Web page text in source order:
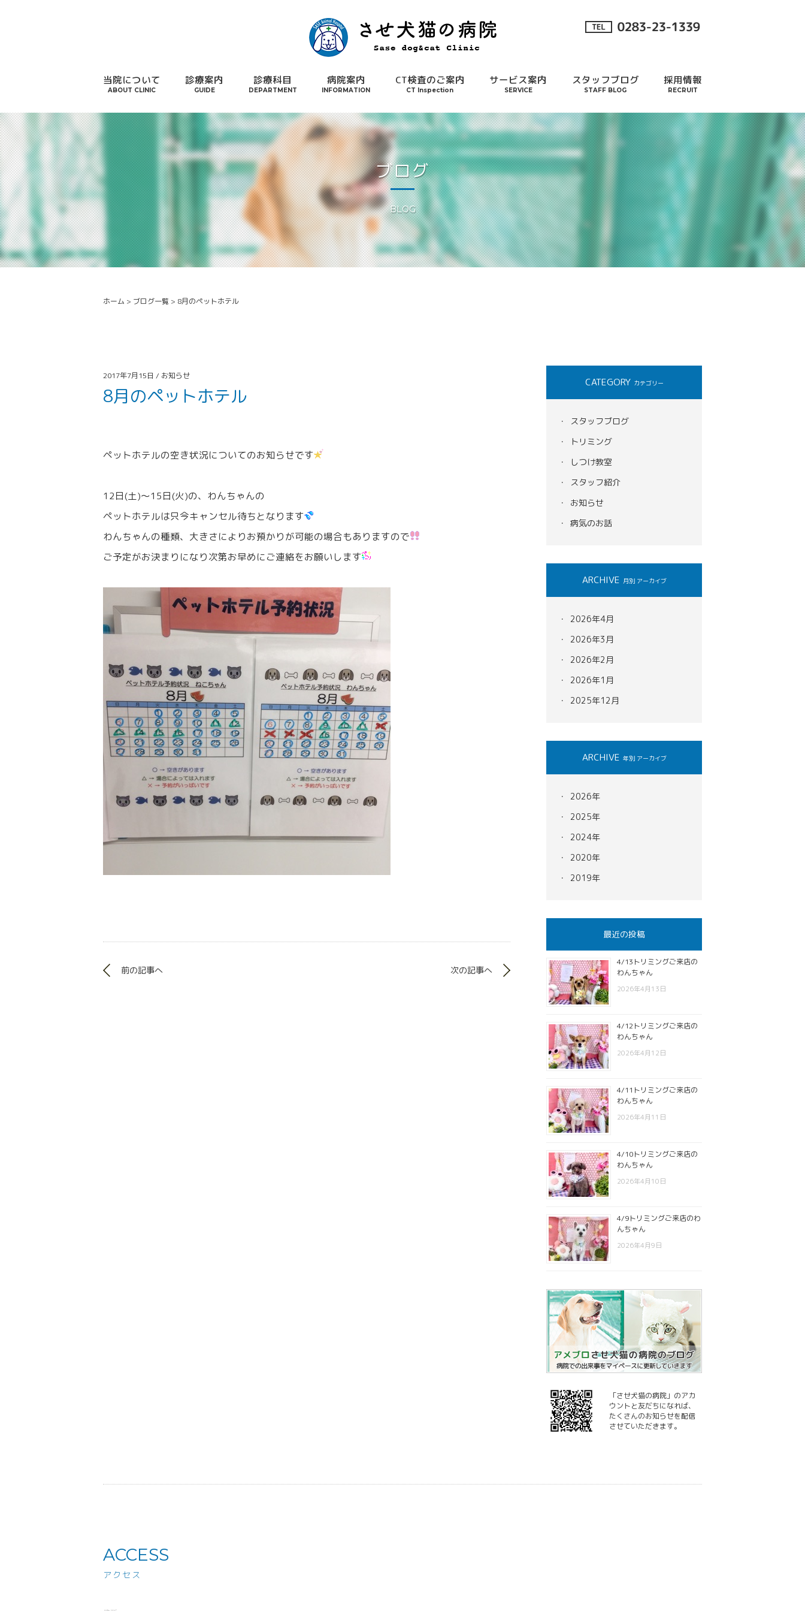
当院について
ABOUT CLINIC
診療案内
GUIDE
診療科目
DEPARTMENT
病院案内
INFORMATION
CT検査のご案内
CT Inspection
サービス案内
SERVICE
スタッフブログ
STAFF BLOG
採用情報
RECRUIT
ブログ
BLOG
ホーム > ブログ一覧 > 8月のペットホテル
2017年7月15日 / お知らせ
8月のペットホテル
ペットホテルの空き状況についてのお知らせです
12日(土)〜15日(火)の、わんちゃんの
ペットホテルは只今キャンセル待ちとなります
わんちゃんの種類、大きさによりお預かりが可能の場合もありますので
ご予定がお決まりになり次第お早めにご連絡をお願いします
前の記事へ 次の記事へ
CATEGORY カテゴリー
スタッフブログ
トリミング
しつけ教室
スタッフ紹介
お知らせ
病気のお話
ARCHIVE 月別 アーカイブ
2026年4月
2026年3月
2026年2月
2026年1月
2025年12月
ARCHIVE 年別 アーカイブ
2026年
2025年
2024年
2020年
2019年
最近の投稿
4/13トリミングご来店の
わんちゃん
2026年4月13日
4/12トリミングご来店の
わんちゃん
2026年4月12日
4/11トリミングご来店の
わんちゃん
2026年4月11日
4/10トリミングご来店の
わんちゃん
2026年4月10日
4/9トリミングご来店のわ
んちゃん
2026年4月9日
「させ犬猫の病院」のアカ
ウントと友だちになれば、
たくさんのお知らせを配信
させていただきます。
ACCESS
アクセス